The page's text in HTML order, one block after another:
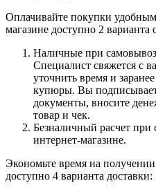
Оплачивайте покупки
магазине доступно 2 варианта
Наличные при
Специалист свяжется с
уточнить время и
купюры. Вы
документы, вносите
товар и чек.
Безналичный расчет
интернет-магазине.
Экономьте время на
доступно 4 варианта доставки: